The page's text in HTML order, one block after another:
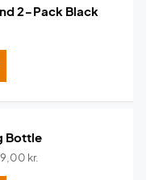
2-Pack Black
Bottle
kr.